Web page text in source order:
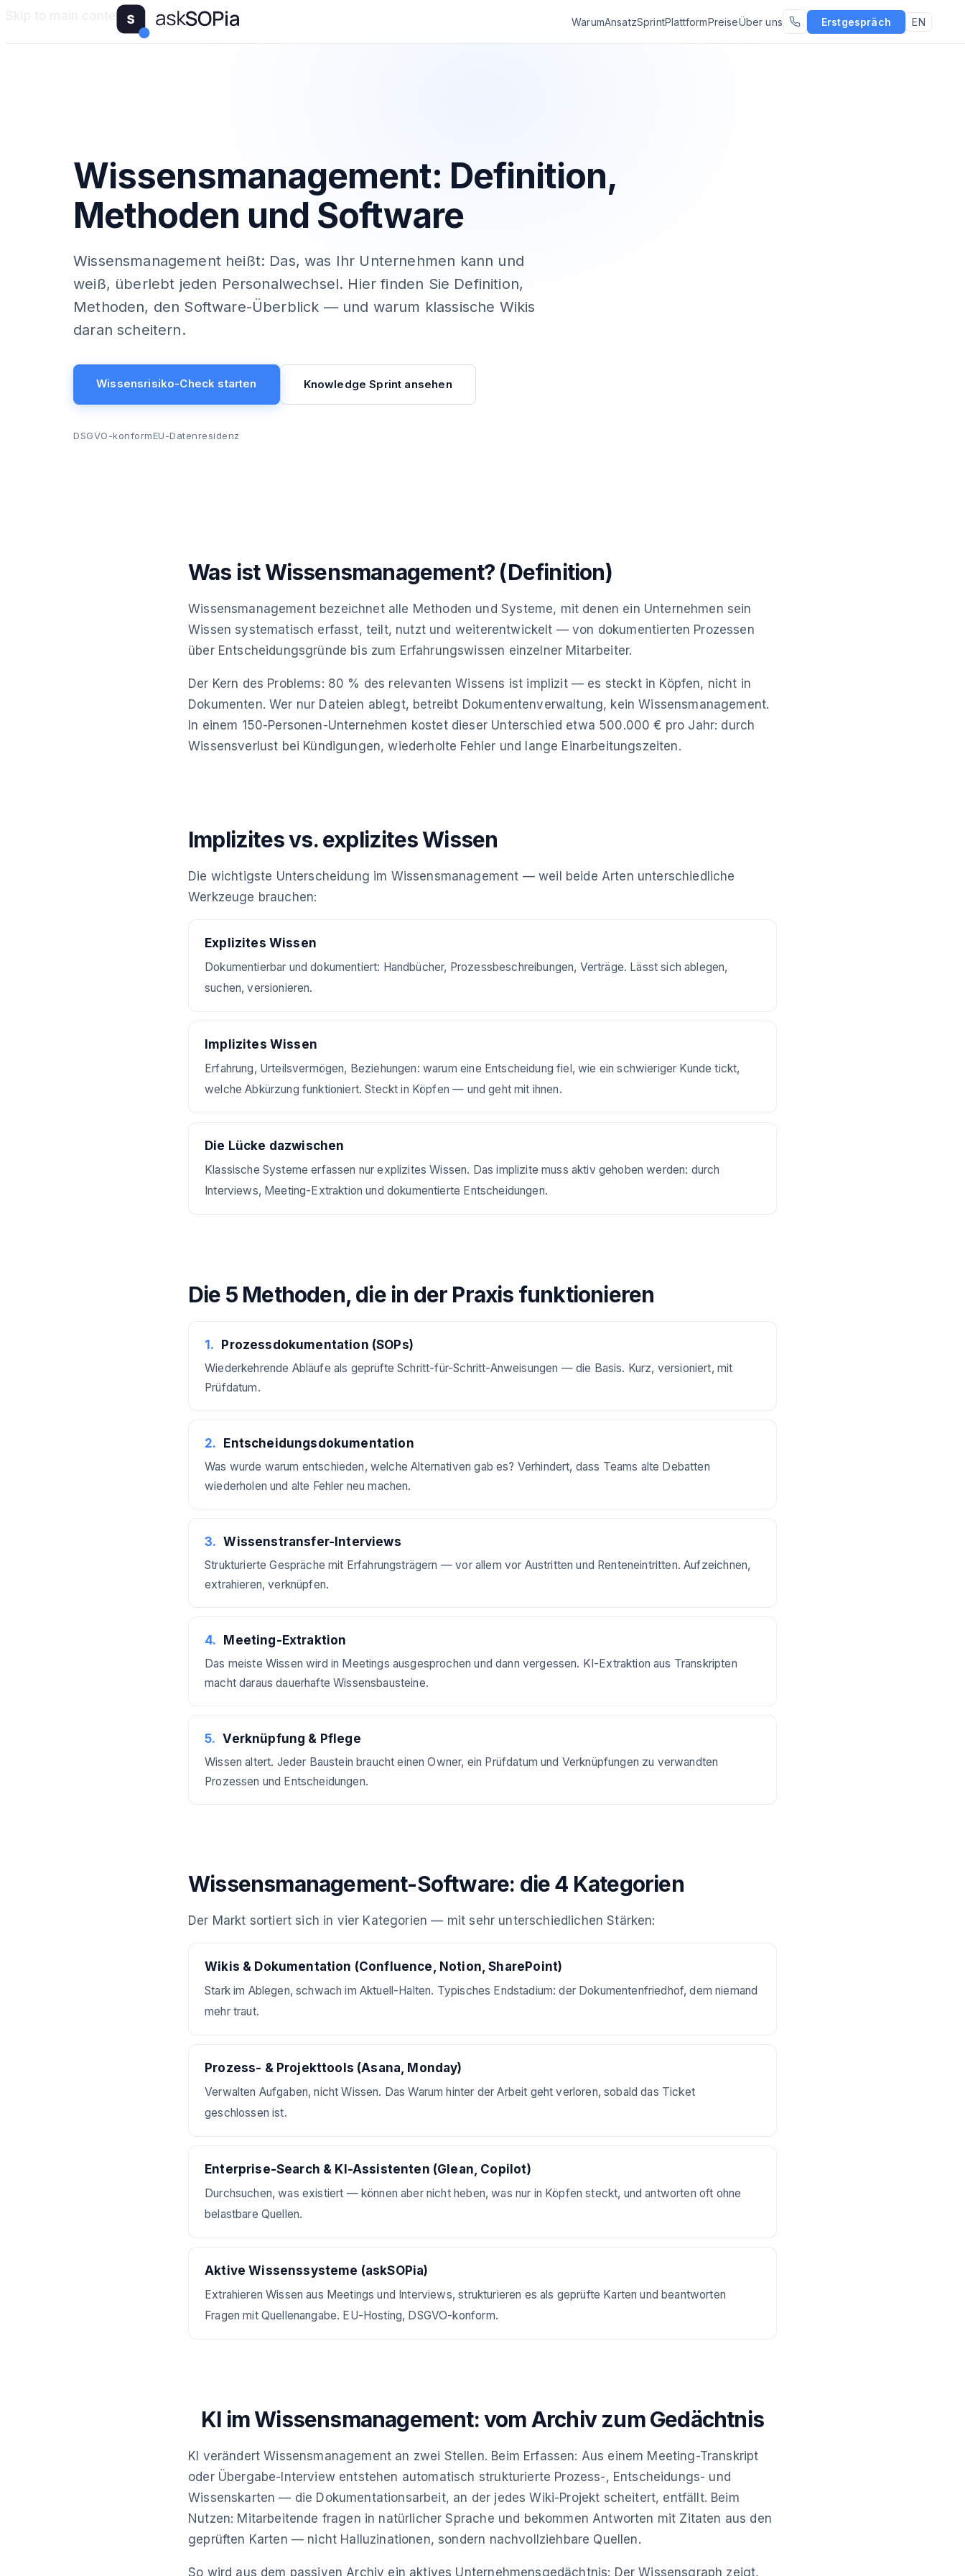
Skip to main content WarumAnsatzSprintPlattformPreiseÜber uns Erstgespräch EN
Wissensmanagement: Definition,
Methoden und Software
Wissensmanagement heißt: Das, was Ihr Unternehmen kann und
weiß, überlebt jeden Personalwechsel. Hier finden Sie Definition,
Methoden, den Software-Überblick — und warum klassische Wikis
daran scheitern.
Wissensrisiko-Check starten Knowledge Sprint ansehen
DSGVO-konformEU-Datenresidenz
Was ist Wissensmanagement? (Definition)
Wissensmanagement bezeichnet alle Methoden und Systeme, mit denen ein Unternehmen sein
Wissen systematisch erfasst, teilt, nutzt und weiterentwickelt — von dokumentierten Prozessen
über Entscheidungsgründe bis zum Erfahrungswissen einzelner Mitarbeiter.
Der Kern des Problems: 80 % des relevanten Wissens ist implizit — es steckt in Köpfen, nicht in
Dokumenten. Wer nur Dateien ablegt, betreibt Dokumentenverwaltung, kein Wissensmanagement.
In einem 150-Personen-Unternehmen kostet dieser Unterschied etwa 500.000 € pro Jahr: durch
Wissensverlust bei Kündigungen, wiederholte Fehler und lange Einarbeitungszeiten.
Implizites vs. explizites Wissen
Die wichtigste Unterscheidung im Wissensmanagement — weil beide Arten unterschiedliche
Werkzeuge brauchen:
Explizites Wissen
Dokumentierbar und dokumentiert: Handbücher, Prozessbeschreibungen, Verträge. Lässt sich ablegen,
suchen, versionieren.
Implizites Wissen
Erfahrung, Urteilsvermögen, Beziehungen: warum eine Entscheidung fiel, wie ein schwieriger Kunde tickt,
welche Abkürzung funktioniert. Steckt in Köpfen — und geht mit ihnen.
Die Lücke dazwischen
Klassische Systeme erfassen nur explizites Wissen. Das implizite muss aktiv gehoben werden: durch
Interviews, Meeting-Extraktion und dokumentierte Entscheidungen.
Die 5 Methoden, die in der Praxis funktionieren
1. Prozessdokumentation (SOPs)
Wiederkehrende Abläufe als geprüfte Schritt-für-Schritt-Anweisungen — die Basis. Kurz, versioniert, mit
Prüfdatum.
2. Entscheidungsdokumentation
Was wurde warum entschieden, welche Alternativen gab es? Verhindert, dass Teams alte Debatten
wiederholen und alte Fehler neu machen.
3. Wissenstransfer-Interviews
Strukturierte Gespräche mit Erfahrungsträgern — vor allem vor Austritten und Renteneintritten. Aufzeichnen,
extrahieren, verknüpfen.
4. Meeting-Extraktion
Das meiste Wissen wird in Meetings ausgesprochen und dann vergessen. KI-Extraktion aus Transkripten
macht daraus dauerhafte Wissensbausteine.
5. Verknüpfung & Pflege
Wissen altert. Jeder Baustein braucht einen Owner, ein Prüfdatum und Verknüpfungen zu verwandten
Prozessen und Entscheidungen.
Wissensmanagement-Software: die 4 Kategorien
Der Markt sortiert sich in vier Kategorien — mit sehr unterschiedlichen Stärken:
Wikis & Dokumentation (Confluence, Notion, SharePoint)
Stark im Ablegen, schwach im Aktuell-Halten. Typisches Endstadium: der Dokumentenfriedhof, dem niemand
mehr traut.
Prozess- & Projekttools (Asana, Monday)
Verwalten Aufgaben, nicht Wissen. Das Warum hinter der Arbeit geht verloren, sobald das Ticket
geschlossen ist.
Enterprise-Search & KI-Assistenten (Glean, Copilot)
Durchsuchen, was existiert — können aber nicht heben, was nur in Köpfen steckt, und antworten oft ohne
belastbare Quellen.
Aktive Wissenssysteme (askSOPia)
Extrahieren Wissen aus Meetings und Interviews, strukturieren es als geprüfte Karten und beantworten
Fragen mit Quellenangabe. EU-Hosting, DSGVO-konform.
KI im Wissensmanagement: vom Archiv zum Gedächtnis
KI verändert Wissensmanagement an zwei Stellen. Beim Erfassen: Aus einem Meeting-Transkript
oder Übergabe-Interview entstehen automatisch strukturierte Prozess-, Entscheidungs- und
Wissenskarten — die Dokumentationsarbeit, an der jedes Wiki-Projekt scheitert, entfällt. Beim
Nutzen: Mitarbeitende fragen in natürlicher Sprache und bekommen Antworten mit Zitaten aus den
geprüften Karten — nicht Halluzinationen, sondern nachvollziehbare Quellen.
So wird aus dem passiven Archiv ein aktives Unternehmensgedächtnis: Der Wissensgraph zeigt,